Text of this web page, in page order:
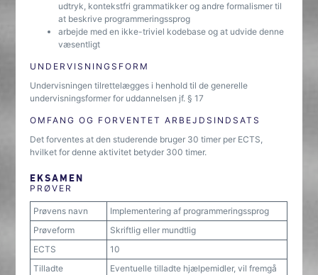
udtryk, kontekstfri grammatikker og andre formalismer til
at beskrive programmeringssprog
arbejde med en ikke-triviel kodebase og at udvide denne
væsentligt
UNDERVISNINGSFORM
Undervisningen tilrettelægges i henhold til de generelle
undervisningsformer for uddannelsen jf. § 17
OMFANG OG FORVENTET ARBEJDSINDSATS
Det forventes at den studerende bruger 30 timer per ECTS,
hvilket for denne aktivitet betyder 300 timer.
EKSAMEN
PRØVER
Prøvens navn
Implementering af programmeringssprog
Prøveform
Skriftlig eller mundtlig
ECTS
10
Tilladte
Eventuelle tilladte hjælpemidler, vil fremgå